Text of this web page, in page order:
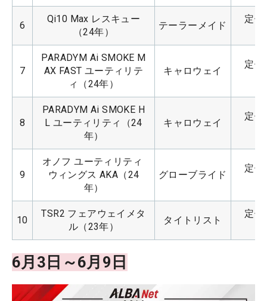
6
Qi10 Max レスキュー
（24年）
テーラーメイド
定価
7
PARADYM Ai SMOKE M
AX FAST ユーティリテ
ィ（24年）
キャロウェイ
定価
8
PARADYM Ai SMOKE H
L ユーティリティ（24
年）
キャロウェイ
定価
9
オノフ ユーティリティ
ウィングス AKA（24
年）
グローブライド
定価
10
TSR2 フェアウェイメタ
ル（23年）
タイトリスト
定価
6月3日～6月9日